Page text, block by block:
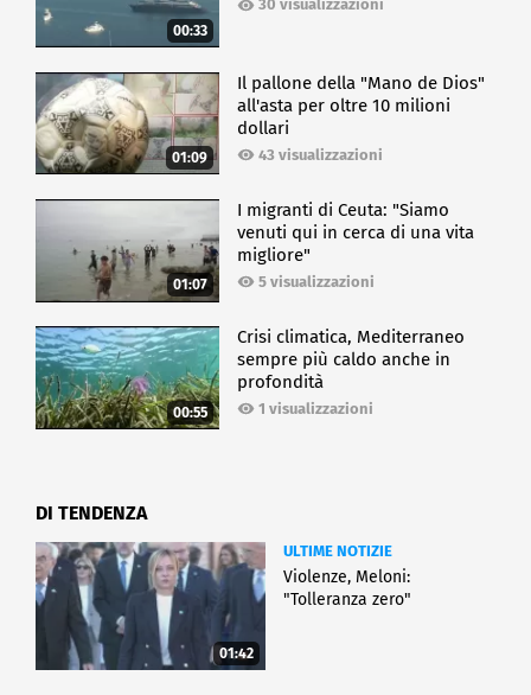
00:33
30 visualizzazioni
01:09
Il pallone della "Mano de Dios"
all'asta per oltre 10 milioni
dollari
43 visualizzazioni
01:07
I migranti di Ceuta: "Siamo
venuti qui in cerca di una vita
migliore"
5 visualizzazioni
00:55
Crisi climatica, Mediterraneo
sempre più caldo anche in
profondità
1 visualizzazioni
DI TENDENZA
01:42
ULTIME NOTIZIE
Violenze, Meloni:
"Tolleranza zero"